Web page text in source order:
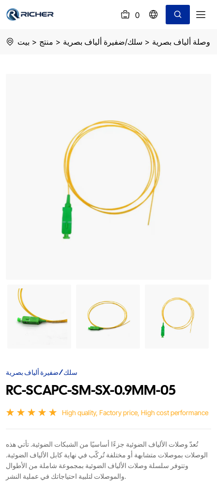
0
Fiber
outjacket:LSZH
diameter:0.9mm
بيت > منتج > سلك/ضفيرة ألياف بصرية > وصلة ألياف بصرية
سلك/ضفيرة ألياف بصرية
RC-SCAPC-SM-SX-0.9MM-05
High quality, Factory price, High cost performance
تُعدّ وصلات الألياف الضوئية جزءًا أساسيًا من الشبكات الضوئية. تأتي هذه
الوصلات بموصلات متشابهة أو مختلفة تُركّب في نهاية كابل الألياف الضوئية.
وتتوفر سلسلة وصلات الألياف الضوئية بمجموعة شاملة من الأطوال
والموصلات لتلبية احتياجاتك في عملية النشر.